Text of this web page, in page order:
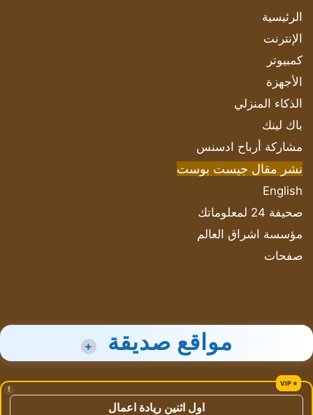
الرئيسية
الإنترنت
كمبيوتر
الأجهزة
الذكاء المنزلي
باك لينك
مشاركة أرباح ادسنس
نشر مقال جيست بوست
English
صحيفة 24 لمعلوماتك
مؤسسة اشراق العالم
صفحات
مواقع صديقة +
!
اول اثنين ريادة اعمال